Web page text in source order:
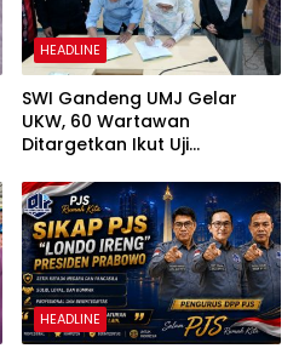
HEADLINE
SWI Gandeng UMJ Gelar
UKW, 60 Wartawan
Ditargetkan Ikut Uji
HEADLINE